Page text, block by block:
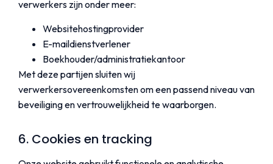
verwerkers zijn onder meer:
Websitehostingprovider
E-maildienstverlener
Boekhouder/administratiekantoor
Met deze partijen sluiten wij
verwerkersovereenkomsten om een passend niveau van
beveiliging en vertrouwelijkheid te waarborgen.
6. Cookies en tracking